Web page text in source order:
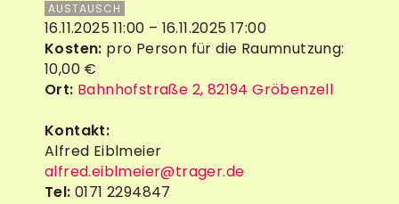
AUSTAUSCH
16.11.2025 11:00 – 16.11.2025 17:00
Kosten: pro Person für die Raumnutzung:
10,00 €
Ort: Bahnhofstraße 2, 82194 Gröbenzell
Kontakt:
Alfred Eiblmeier
alfred.eiblmeier@trager.de
Tel: 0171 2294847